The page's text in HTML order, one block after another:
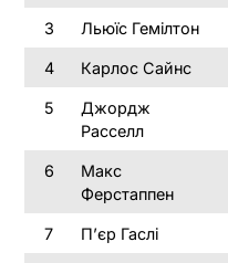
3 Льюїс Гемілтон
4 Карлос Сайнс
5
Джордж
Расселл
6
Макс
Ферстаппен
7 П’єр Гаслі